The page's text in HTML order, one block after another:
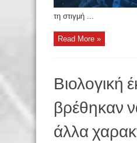
τη στιγμή ...
Read More »
Βιολογική
βρέθηκαν
άλλα